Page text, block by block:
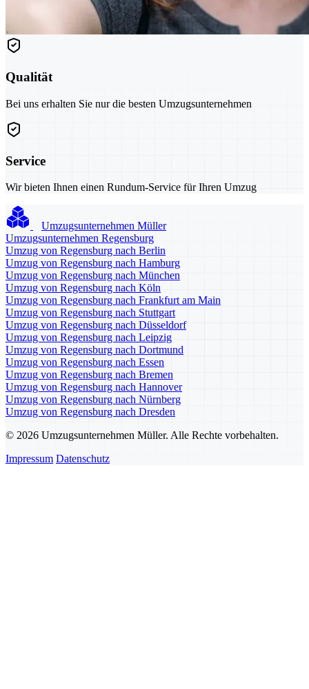
Qualität
Bei uns erhalten Sie nur die besten Umzugsunternehmen
Service
Wir bieten Ihnen einen Rundum-Service für Ihren Umzug
Umzugsunternehmen Müller
Umzugsunternehmen Regensburg
Umzug von Regensburg nach Berlin
Umzug von Regensburg nach Hamburg
Umzug von Regensburg nach München
Umzug von Regensburg nach Köln
Umzug von Regensburg nach Frankfurt am Main
Umzug von Regensburg nach Stuttgart
Umzug von Regensburg nach Düsseldorf
Umzug von Regensburg nach Leipzig
Umzug von Regensburg nach Dortmund
Umzug von Regensburg nach Essen
Umzug von Regensburg nach Bremen
Umzug von Regensburg nach Hannover
Umzug von Regensburg nach Nürnberg
Umzug von Regensburg nach Dresden
© 2026 Umzugsunternehmen Müller. Alle Rechte vorbehalten.
Impressum Datenschutz